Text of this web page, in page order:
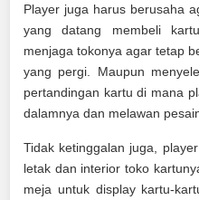
Player juga harus berusaha
yang datang membeli
menjaga tokonya agar tetap
yang pergi. Maupun
pertandingan kartu di mana
dalamnya dan melawan
Tidak ketinggalan juga,
letak dan interior toko
meja untuk display kartu-